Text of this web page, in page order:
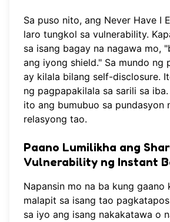
Sa puso nito, ang Never Have I
laro tungkol sa vulnerability.
sa isang bagay na nagawa mo,
ang iyong shield." Sa mundo ng
ay kilala bilang self-disclosure.
ng pagpapakilala sa sarili sa
ito ang bumubuo sa pundasyon
relasyong tao.
Paano Lumilikha ang
Vulnerability ng Instant
Napansin mo na ba kung gaano
malapit sa isang tao
sa iyo ang isang nakakatawa o